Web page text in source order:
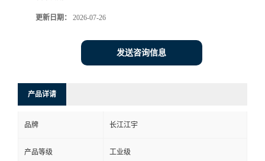
更新日期： 2026-07-26
发送咨询信息
产品详请
品牌 长江江宇
产品等级 工业级